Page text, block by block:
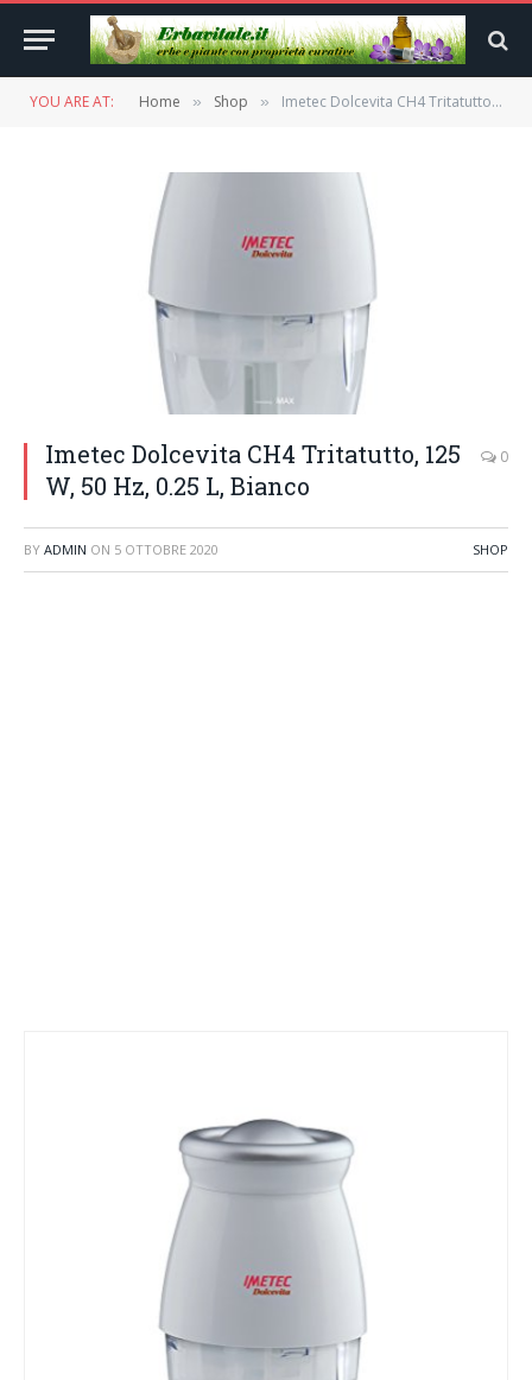
YOU ARE AT: Home » Shop » Imetec Dolcevita CH4 Tritatutto, 125 W, 50 Hz, 0.25 L, Bianco
Imetec Dolcevita CH4 Tritatutto, 125
W, 50 Hz, 0.25 L, Bianco
0
BY ADMIN ON 5 OTTOBRE 2020 SHOP